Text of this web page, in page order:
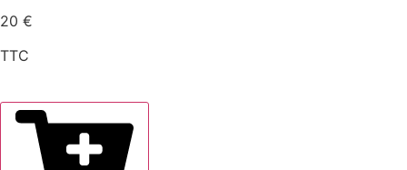
20 €
TTC